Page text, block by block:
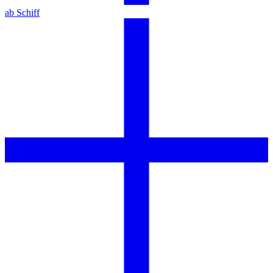
ab Schiff